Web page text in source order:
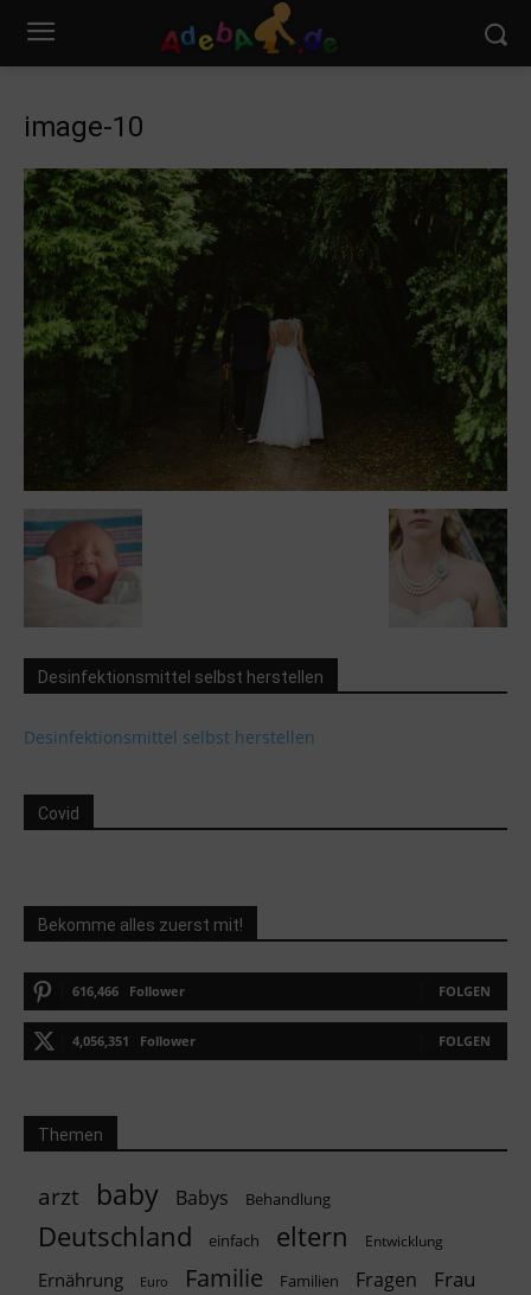
image-10
Desinfektionsmittel selbst herstellen
Desinfektionsmittel selbst herstellen
Covid
Bekomme alles zuerst mit!
616,466 Follower FOLGEN
4,056,351 Follower FOLGEN
Themen
arzt baby Babys Behandlung
Deutschland einfach eltern Entwicklung
Ernährung Euro Familie Familien Fragen Frau